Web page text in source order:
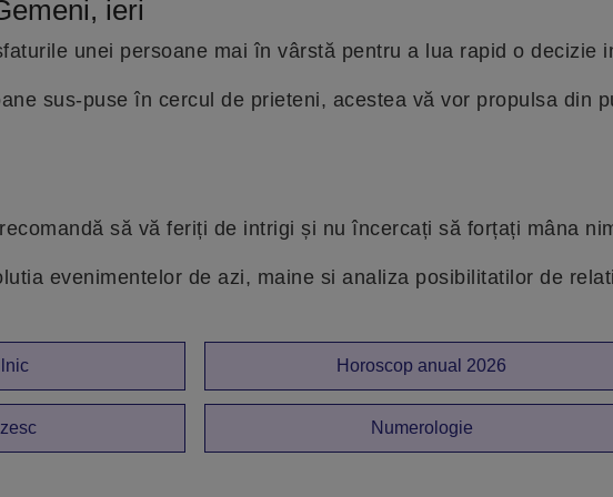
ieri
unei persoane mai în vârstă pentru a lua rapid o decizie
sus-puse în cercul de prieteni, acestea vă vor propulsa din
să vă feriți de intrigi și nu încercați să forțați mâna
evenimentelor de azi, maine si analiza posibilitatilor de
Horoscop anual 2026
Numerologie